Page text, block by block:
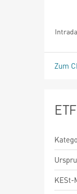
seit
Zum
KESt-